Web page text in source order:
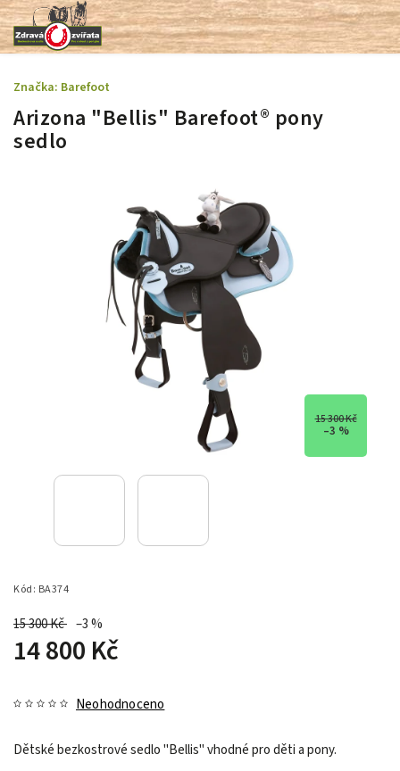
Arizona "Bellis" Barefoot® pony
sedlo
15 300 Kč
–3 %
Kód: BA374
15 300 Kč –3 %
14 800 Kč
Neohodnoceno
Dětské bezkostrové sedlo "Bellis" vhodné pro děti a pony.
Značka: Barefoot